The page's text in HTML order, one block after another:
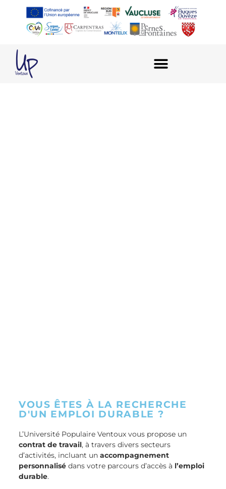
VOUS ÊTES À LA RECHERCHE
D'UN EMPLOI DURABLE ?
L’Université Populaire Ventoux vous propose un
contrat de travail, à travers divers secteurs
d’activités, incluant un accompagnement
personnalisédans votre parcours d’accès à l’emploi
durable.